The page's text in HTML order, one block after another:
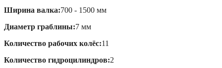
Ширина валка:700 - 1500 мм
Диаметр граблины:7 мм
Количество рабочих колёс:11
Количество гидроцилиндров:2